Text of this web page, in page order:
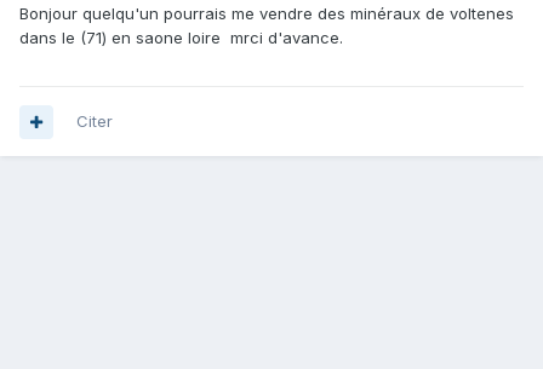
Bonjour quelqu'un pourrais me vendre des minéraux de voltenes
dans le (71) en saone loire mrci d'avance.
Citer